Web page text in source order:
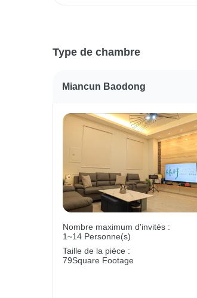
Type de chambre
Miancun Baodong
Nombre maximum d'invités :
1~14 Personne(s)
Taille de la pièce :
79Square Footage